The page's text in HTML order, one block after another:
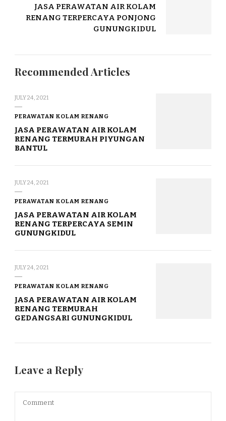
JASA PERAWATAN AIR KOLAM
RENANG TERPERCAYA PONJONG
GUNUNGKIDUL
Recommended Articles
JULY 24, 2021
PERAWATAN KOLAM RENANG
JASA PERAWATAN AIR KOLAM
RENANG TERMURAH PIYUNGAN
BANTUL
JULY 24, 2021
PERAWATAN KOLAM RENANG
JASA PERAWATAN AIR KOLAM
RENANG TERPERCAYA SEMIN
GUNUNGKIDUL
JULY 24, 2021
PERAWATAN KOLAM RENANG
JASA PERAWATAN AIR KOLAM
RENANG TERMURAH
GEDANGSARI GUNUNGKIDUL
Leave a Reply